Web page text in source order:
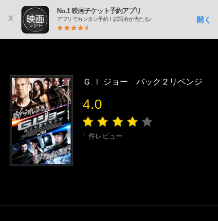
x
No.1 映画チケット予約アプリ
アプリでカンタン予約！試写会が当たる♪ 開く
Ｇ.Ｉ.ジョー バック２リベンジ
4.0
1 件レビュー